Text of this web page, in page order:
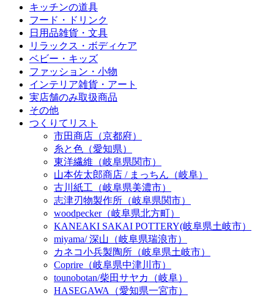
キッチンの道具
フード・ドリンク
日用品雑貨・文具
リラックス・ボディケア
ベビー・キッズ
ファッション・小物
インテリア雑貨・アート
実店舗のみ取扱商品
その他
つくりてリスト
市田商店（京都府）
糸と色（愛知県）
東洋繊維（岐阜県関市）
山本佐太郎商店 / まっちん（岐阜）
古川紙工（岐阜県美濃市）
志津刃物製作所（岐阜県関市）
woodpecker（岐阜県北方町）
KANEAKI SAKAI POTTERY(岐阜県土岐市）
miyama/ 深山（岐阜県瑞浪市）
カネコ小兵製陶所（岐阜県土岐市）
Coprire（岐阜県中津川市）
tounobotan/柴田サヤカ（岐阜）
HASEGAWA（愛知県一宮市）